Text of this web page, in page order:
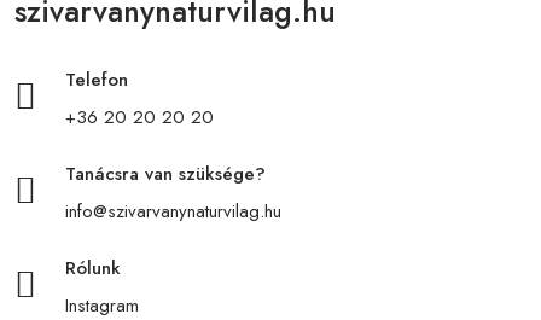
szivarvanynaturvilag.hu
Telefon
+36 20 20 20 20
Tanácsra van szüksége?
info@szivarvanynaturvilag.hu
Rólunk
Instagram